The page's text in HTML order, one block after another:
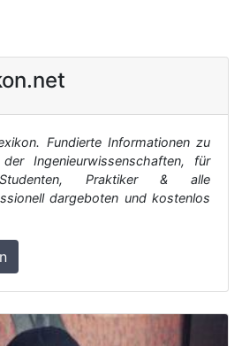
Fundierte Informationen zu
Ingenieurwissenschaften, für
Studenten, Praktiker & alle
dargeboten und kostenlos